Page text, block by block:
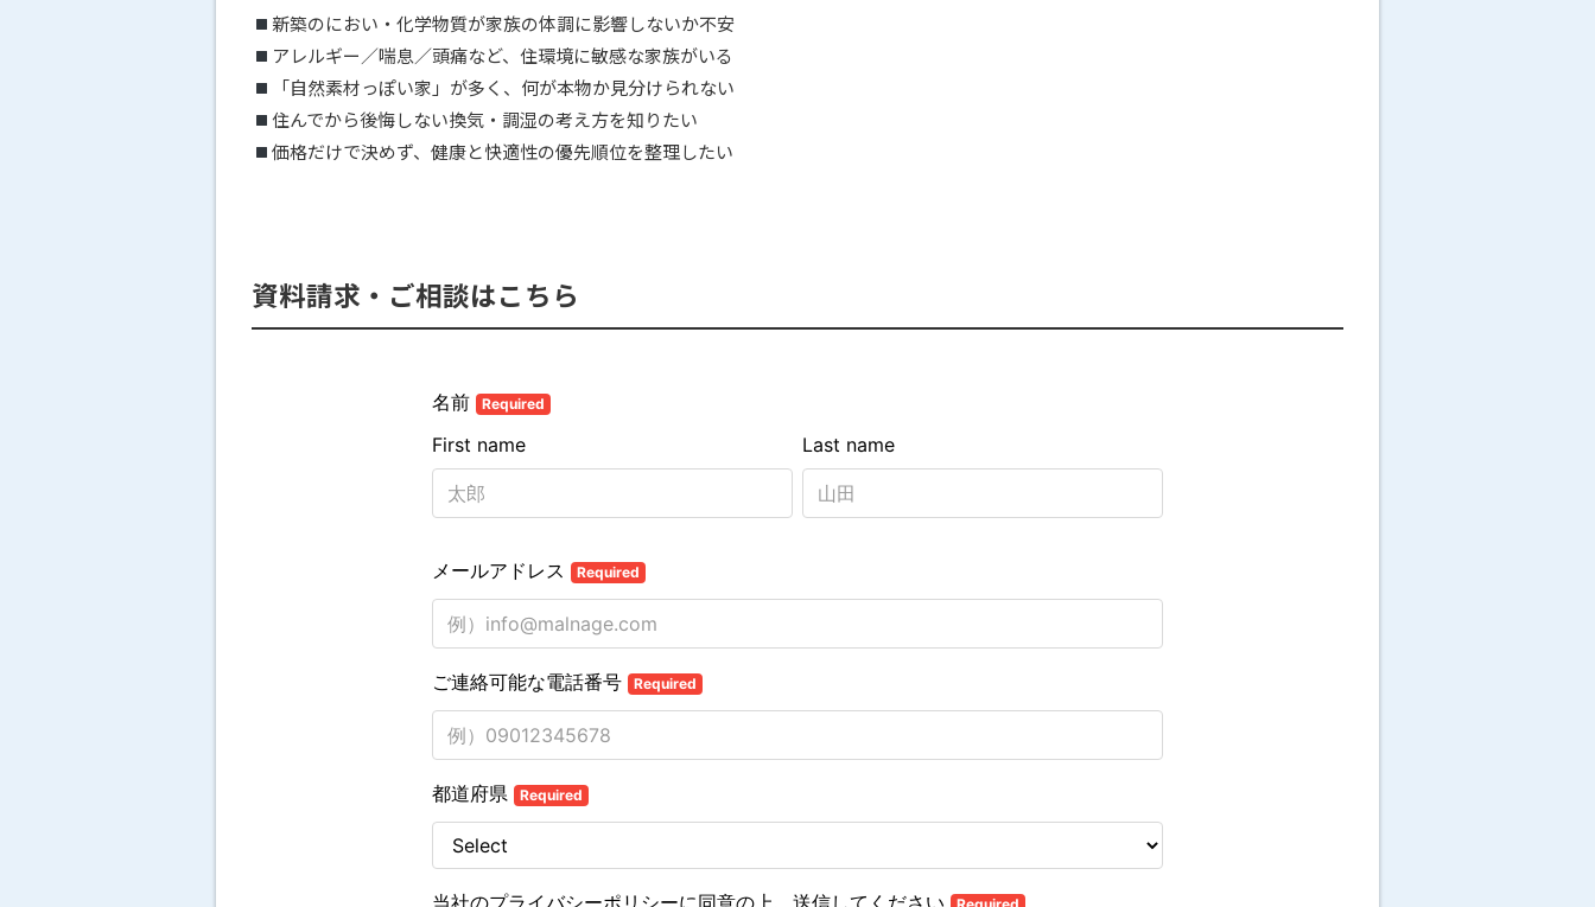
新築のにおい・化学物質が家族の体調に影響しないか不安
アレルギー／喘息／頭痛など、住環境に敏感な家族がいる
「自然素材っぽい家」が多く、何が本物か見分けられない
住んでから後悔しない換気・調湿の考え方を知りたい
価格だけで決めず、健康と快適性の優先順位を整理したい
資料請求・ご相談はこちら